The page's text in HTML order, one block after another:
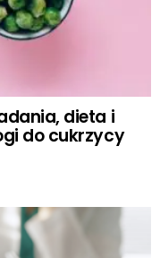
dieta i
do cukrzycy